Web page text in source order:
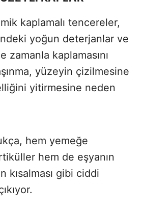
kaplamalı tencereler,
yoğun deterjanlar ve
zamanla kaplamasını
yüzeyin çizilmesine
yitirmesine neden
hem yemeğe
hem de eşyanın
kısalması gibi ciddi